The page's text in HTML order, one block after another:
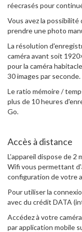
réecrasés pour
Vous avez la
prendre une photo
La résolution
caméra avant soit
pour la caméra
30 images par seconde.
Le ratio mémoire /
plus de 10 heures
Go.
Accès à distance
L’appareil dispose de
Wifi vous permettant
configuration de votre
Pour utiliser la
avec du crédit DATA
Accédez à votre
par application mobile